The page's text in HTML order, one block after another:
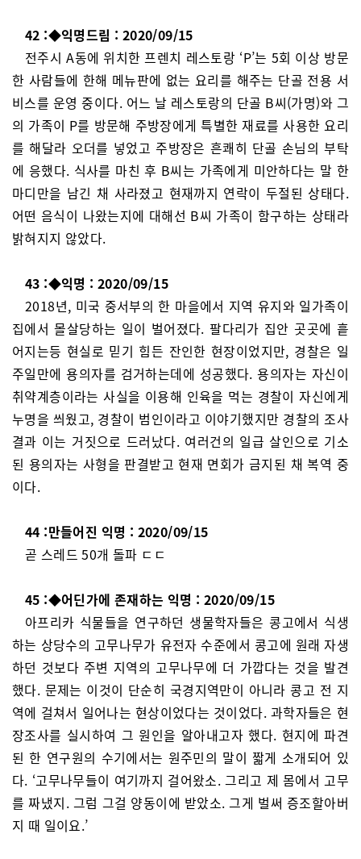
42 :◆익명드림 : 2020/09/15
전주시 A동에 위치한 프렌치 레스토랑 ‘P’는 5회 이상 방문
한 사람들에 한해 메뉴판에 없는 요리를 해주는 단골 전용 서
비스를 운영 중이다. 어느 날 레스토랑의 단골 B씨(가명)와 그
의 가족이 P를 방문해 주방장에게 특별한 재료를 사용한 요리
를 해달라 오더를 넣었고 주방장은 흔쾌히 단골 손님의 부탁
에 응했다. 식사를 마친 후 B씨는 가족에게 미안하다는 말 한
마디만을 남긴 채 사라졌고 현재까지 연락이 두절된 상태다.
어떤 음식이 나왔는지에 대해선 B씨 가족이 함구하는 상태라
밝혀지지 않았다.
43 :◆익명 : 2020/09/15
2018년, 미국 중서부의 한 마을에서 지역 유지와 일가족이
집에서 몰살당하는 일이 벌어졌다. 팔다리가 집안 곳곳에 흩
어지는등 현실로 믿기 힘든 잔인한 현장이었지만, 경찰은 일
주일만에 용의자를 검거하는데에 성공했다. 용의자는 자신이
취약계층이라는 사실을 이용해 인육을 먹는 경찰이 자신에게
누명을 씌웠고, 경찰이 범인이라고 이야기했지만 경찰의 조사
결과 이는 거짓으로 드러났다. 여러건의 일급 살인으로 기소
된 용의자는 사형을 판결받고 현재 면회가 금지된 채 복역 중
이다.
44 :만들어진 익명 : 2020/09/15
곧 스레드 50개 돌파 ㄷㄷ
45 :◆어딘가에 존재하는 익명 : 2020/09/15
아프리카 식물들을 연구하던 생물학자들은 콩고에서 식생
하는 상당수의 고무나무가 유전자 수준에서 콩고에 원래 자생
하던 것보다 주변 지역의 고무나무에 더 가깝다는 것을 발견
했다. 문제는 이것이 단순히 국경지역만이 아니라 콩고 전 지
역에 걸쳐서 일어나는 현상이었다는 것이었다. 과학자들은 현
장조사를 실시하여 그 원인을 알아내고자 했다. 현지에 파견
된 한 연구원의 수기에서는 원주민의 말이 짧게 소개되어 있
다. ‘고무나무들이 여기까지 걸어왔소. 그리고 제 몸에서 고무
를 짜냈지. 그럼 그걸 양동이에 받았소. 그게 벌써 증조할아버
지 때 일이요.’